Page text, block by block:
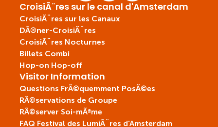
CroisiÃ¨res sur le canal d'Amsterdam
CroisiÃ¨res sur les Canaux
DÃ®ner-CroisiÃ¨res
CroisiÃ¨res Nocturnes
Billets Combi
Hop-on Hop-off
Visitor Information
Questions FrÃ©quemment PosÃ©es
RÃ©servations de Groupe
RÃ©server Soi-mÃªme
FAQ Festival des LumiÃ¨res d'Amsterdam